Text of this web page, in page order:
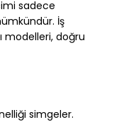
sadece
İş
modelleri, doğru
simgeler.